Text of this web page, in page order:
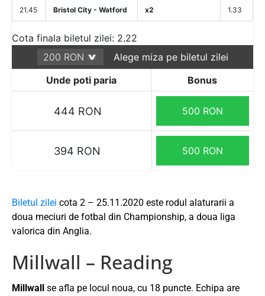
21.45 Bristol City - Watford x2 1.33
Cota finala biletul zilei: 2.22
Alege miza pe biletul zilei
Unde poti paria
Bonus
444 RON 500 RON
394 RON 500 RON
Biletul zilei cota 2 – 25.11.2020 este rodul alaturarii a
doua meciuri de fotbal din Championship, a doua liga
valorica din Anglia.
Millwall – Reading
Millwall se afla pe locul noua, cu 18 puncte. Echipa are